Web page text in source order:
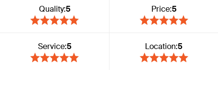
Quality:5 Price:5
Service:5 Location:5